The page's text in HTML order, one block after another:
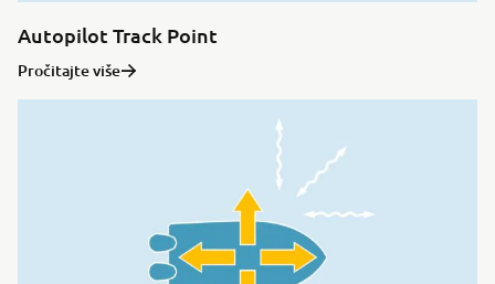
Autopilot Track Point
Pročitajte više